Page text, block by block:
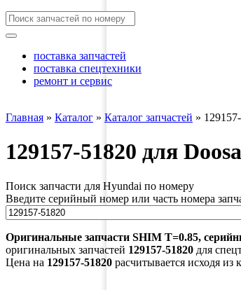
поставка запчастей
поставка спецтехники
ремонт и сервис
Главная » Каталог » Каталог запчастей »
129157-51820 для
Поиск запчасти для Hyundai по номеру
Введите серийный номер или часть номера
Оригинальные запчасти SHIM T=0.85,
оригинальных запчастей 129157-51820 для
Цена на 129157-51820 расчитывается исходя из